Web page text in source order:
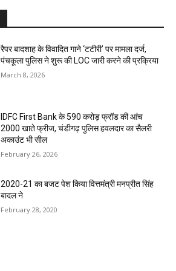
रैपर बादशाह के विवादित गाने ‘टटीरी’ पर मामला दर्ज,
पंचकूला पुलिस ने शुरू की LOC जारी करने की प्रक्रिया
March 8, 2026
IDFC First Bank के 590 करोड़ फ्रॉड की आंच
2000 खाते फ्रीज, चंडीगढ़ पुलिस हवलदार का सैलरी
अकाउंट भी सील
February 26, 2026
2020-21 का बजट पेश किया वित्तमंत्री मनप्रीत सिंह
बादल ने
February 28, 2020